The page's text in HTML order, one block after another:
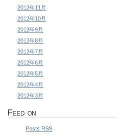
2012年11月
2012年10月
2012年9月
2012年8月
2012年7月
2012年6月
2012年5月
2012年4月
2012年3月
Feed on
Posts RSS